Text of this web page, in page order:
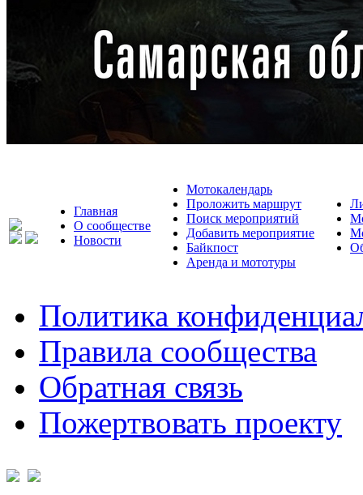
Главная
О сообществе
Новости
Мотокалендарь
Проложить маршрут
Поиск мероприятий
Добавить мероприятие
Байкпост
Аренда и мототуры
Политика
Правила сообщества
Обратная связь
Пожертвовать проекту